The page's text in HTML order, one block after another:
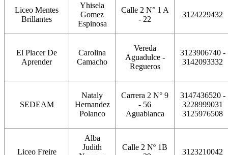
Liceo Mentes
Brillantes
Yhisela
Gomez
Espinosa
Calle 2 N° 1 A
- 22
3124229432
El Placer De
Aprender
Carolina
Camacho
Vereda
Aguadulce -
Regueros
3123906740 -
3142093332
SEDEAM
Nataly
Hernandez
Polanco
Carrera 2 N° 9
- 56
Aguablanca
3147436520 -
3228999031
3125976508
Liceo Freire
Alba
Judith
Calle 2 Nº 1B
3123210042